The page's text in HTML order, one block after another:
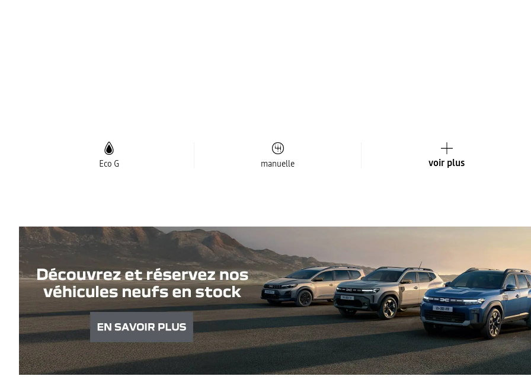
Eco G manuelle voir plus